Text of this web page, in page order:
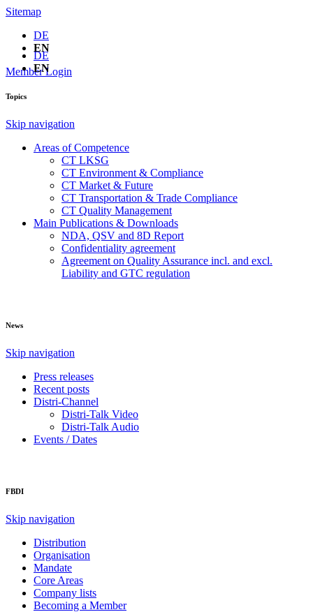
Sitemap
DE
EN
Member Login
DE
EN
Topics
Skip navigation
Areas of Competence
CT LKSG
CT Environment & Compliance
CT Market & Future
CT Transportation & Trade Compliance
CT Quality Management
Main Publications & Downloads
NDA, QSV and 8D Report
Confidentiality agreement
Agreement on Quality Assurance incl. and excl.
Liability and GTC regulation
News
Skip navigation
Press releases
Recent posts
Distri-Channel
Distri-Talk Video
Distri-Talk Audio
Events / Dates
FBDI
Skip navigation
Distribution
Organisation
Mandate
Core Areas
Company lists
Becoming a Member